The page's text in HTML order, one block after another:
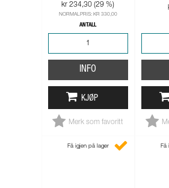
kr 234,30 (29 %)
NORMALPRIS: KR 330,00
ANTALL
INFO
KJØP
Merk som favoritt
Få igjen på lager Få